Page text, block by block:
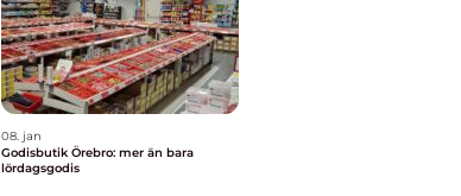
08. jan
Godisbutik Örebro: mer än bara
lördagsgodis